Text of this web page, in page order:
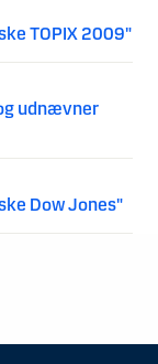
TOPIX 2009"
udnævner
Dow Jones"